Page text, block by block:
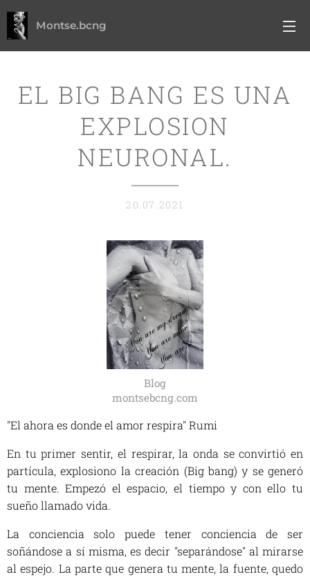
Montse.bcng
EL BIG BANG ES UNA
EXPLOSION
NEURONAL.
20.07.2021
Blog
montsebcng.com
"El ahora es donde el amor respira" Rumi
En tu primer sentir, el respirar, la onda se convirtió en
partícula, explosiono la creación (Big bang) y se generó
tu mente. Empezó el espacio, el tiempo y con ello tu
sueño llamado vida.
La conciencia solo puede tener conciencia de ser
soñándose a sí misma, es decir "separándose" al mirarse
al espejo. La parte que genera tu mente, la fuente, quedo